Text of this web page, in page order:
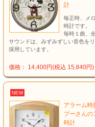
計
毎正時、メ
時計です。
毎時１曲、
サウンドは、みずみずしい音色を
採用しています。
価格： 14,400円(税込 15,840円)
NEW
アラーム
プーさん
時計